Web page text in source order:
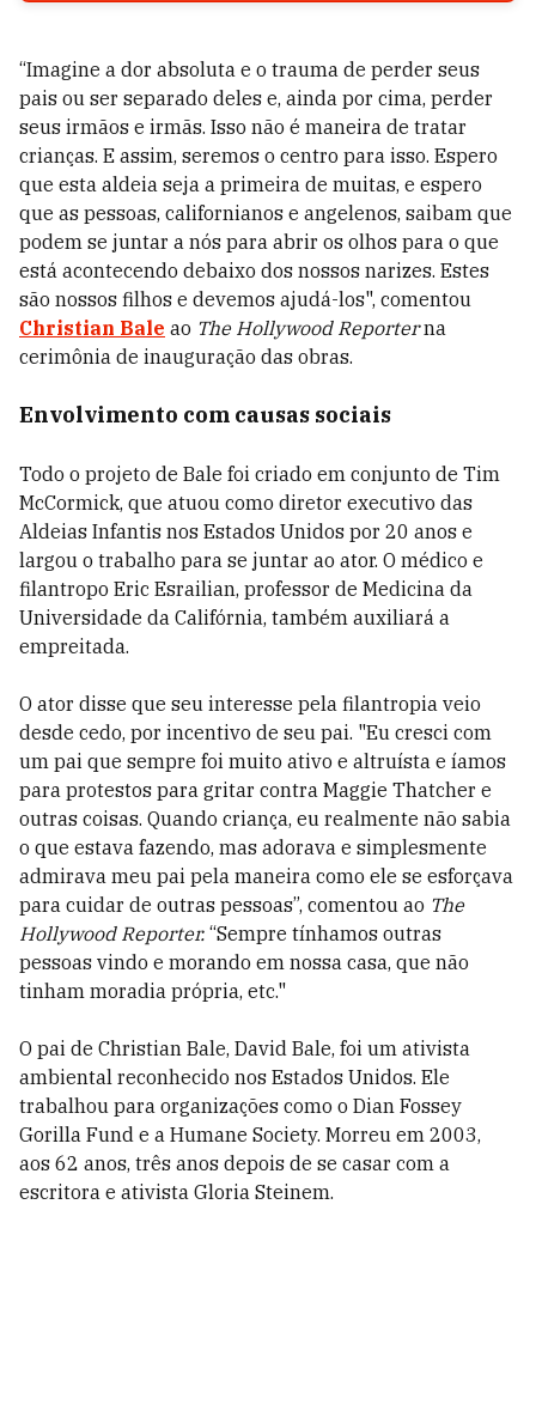
“Imagine a dor absoluta e o trauma de perder seus
pais ou ser separado deles e, ainda por cima, perder
seus irmãos e irmãs. Isso não é maneira de tratar
crianças. E assim, seremos o centro para isso. Espero
que esta aldeia seja a primeira de muitas, e espero
que as pessoas, californianos e angelenos, saibam que
podem se juntar a nós para abrir os olhos para o que
está acontecendo debaixo dos nossos narizes. Estes
são nossos filhos e devemos ajudá-los", comentou
Christian Bale ao The Hollywood Reporterna
cerimônia de inauguração das obras.
Envolvimento com causas sociais
Todo o projeto de Bale foi criado em conjunto de Tim
McCormick, que atuou como diretor executivo das
Aldeias Infantis nos Estados Unidos por 20 anos e
largou o trabalho para se juntar ao ator. O médico e
filantropo Eric Esrailian, professor de Medicina da
Universidade da Califórnia, também auxiliará a
empreitada.
O ator disse que seu interesse pela filantropia veio
desde cedo, por incentivo de seu pai. "Eu cresci com
um pai que sempre foi muito ativo e altruísta e íamos
para protestos para gritar contra Maggie Thatcher e
outras coisas. Quando criança, eu realmente não sabia
o que estava fazendo, mas adorava e simplesmente
admirava meu pai pela maneira como ele se esforçava
para cuidar de outras pessoas”, comentou ao The
Hollywood Reporter. “Sempre tínhamos outras
pessoas vindo e morando em nossa casa, que não
tinham moradia própria, etc."
O pai de Christian Bale, David Bale, foi um ativista
ambiental reconhecido nos Estados Unidos. Ele
trabalhou para organizações como o Dian Fossey
Gorilla Fund e a Humane Society. Morreu em 2003,
aos 62 anos, três anos depois de se casar com a
escritora e ativista Gloria Steinem.